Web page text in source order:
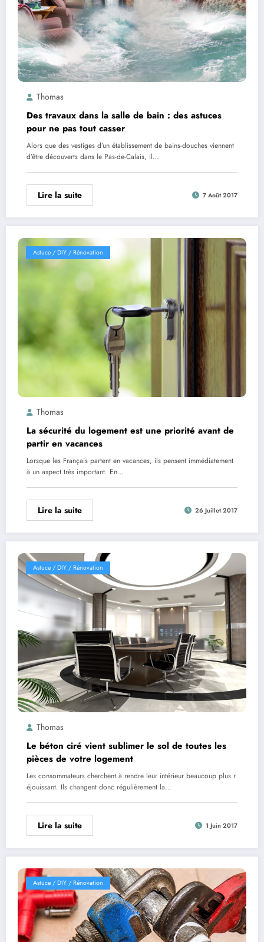
Thomas
Des travaux dans la salle de bain : des astuces
pour ne pas tout casser
Alors que des vestiges d’un établissement de bains-douches viennent
d’être découverts dans le Pas-de-Calais, il…
Lire la suite 7 Août 2017
Astuce / DIY / Rénovation
Thomas
La sécurité du logement est une priorité avant de
partir en vacances
Lorsque les Français partent en vacances, ils pensent immédiatement
à un aspect très important. En…
Lire la suite 26 Juillet 2017
Astuce / DIY / Rénovation
Thomas
Le béton ciré vient sublimer le sol de toutes les
pièces de votre logement
Les consommateurs cherchent à rendre leur intérieur beaucoup plus r
éjouissant. Ils changent donc régulièrement la…
Lire la suite 1 Juin 2017
Astuce / DIY / Rénovation